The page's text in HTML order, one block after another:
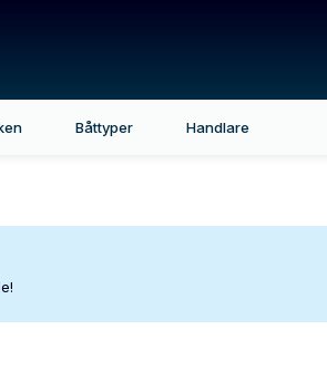
Båttyper Handlare